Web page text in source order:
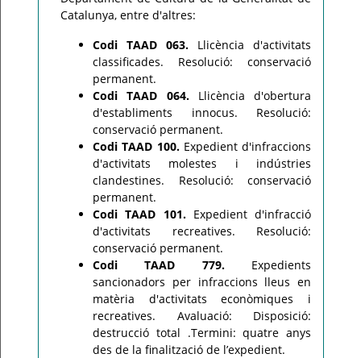
Catalunya, entre d'altres:
Codi TAAD 063. Llicència d'activitats
classificades. Resolució: conservació
permanent.
Codi TAAD 064.Llicència d'obertura
d'establiments innocus. Resolució:
conservació permanent.
Codi TAAD 100.Expedient d'infraccions
d'activitats molestes i indústries
clandestines. Resolució: conservació
permanent.
Codi TAAD 101.Expedient d'infracció
d'activitats recreatives. Resolució:
conservació permanent.
Codi TAAD 779.Expedients
sancionadors per infraccions lleus en
matèria d'activitats econòmiques i
recreatives. Avaluació: Disposició:
destrucció total .Termini: quatre anys
des de la finalització de l’expedient.